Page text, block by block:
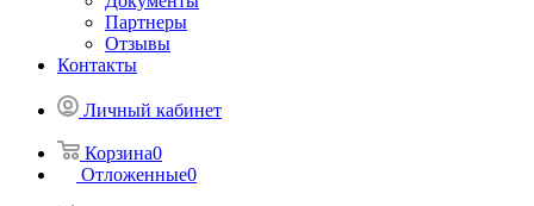
Партнеры
Отзывы
Контакты
Личный кабинет
Корзина0
Отложенные0